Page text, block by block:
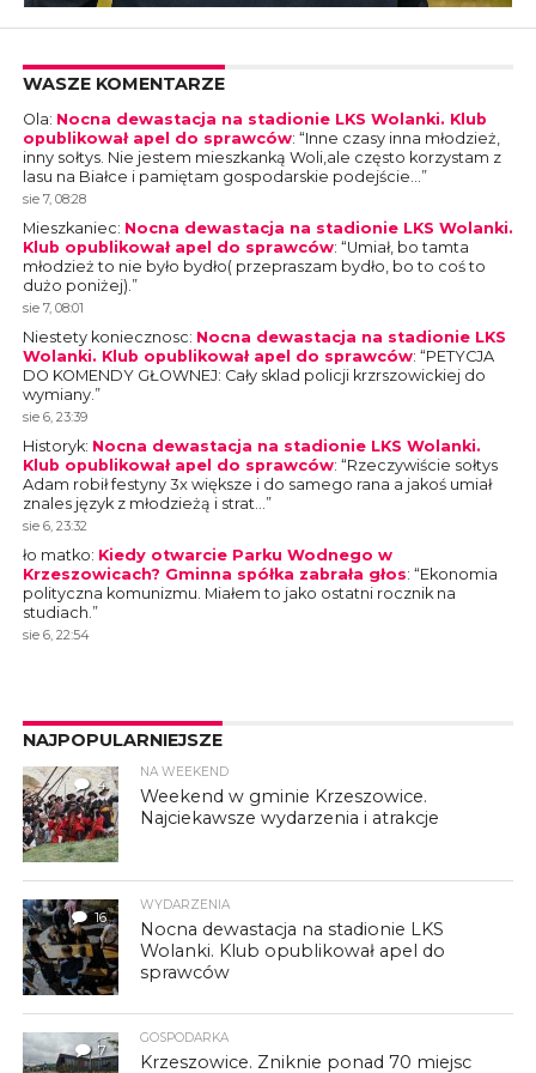
WASZE KOMENTARZE
Ola: Nocna dewastacja na stadionie LKS Wolanki. Klub
opublikował apel do sprawców: “Inne czasy inna młodzież,
inny sołtys. Nie jestem mieszkanką Woli,ale często korzystam z
lasu na Białce i pamiętam gospodarskie podejście…”
sie 7, 08:28
Mieszkaniec: Nocna dewastacja na stadionie LKS Wolanki.
Klub opublikował apel do sprawców: “Umiał, bo tamta
młodzież to nie było bydło( przepraszam bydło, bo to coś to
dużo poniżej).”
sie 7, 08:01
Niestety koniecznosc: Nocna dewastacja na stadionie LKS
Wolanki. Klub opublikował apel do sprawców: “PETYCJA
DO KOMENDY GŁOWNEJ: Cały sklad policji krzrszowickiej do
wymiany.”
sie 6, 23:39
Historyk: Nocna dewastacja na stadionie LKS Wolanki.
Klub opublikował apel do sprawców: “Rzeczywiście sołtys
Adam robił festyny 3x większe i do samego rana a jakoś umiał
znales język z młodzieżą i strat…”
sie 6, 23:32
ło matko: Kiedy otwarcie Parku Wodnego w
Krzeszowicach? Gminna spółka zabrała głos: “Ekonomia
polityczna komunizmu. Miałem to jako ostatni rocznik na
studiach.”
sie 6, 22:54
NAJPOPULARNIEJSZE
4
NA WEEKEND
Weekend w gminie Krzeszowice.
Najciekawsze wydarzenia i atrakcje
16
WYDARZENIA
Nocna dewastacja na stadionie LKS
Wolanki. Klub opublikował apel do
sprawców
7
GOSPODARKA
Krzeszowice. Zniknie ponad 70 miejsc